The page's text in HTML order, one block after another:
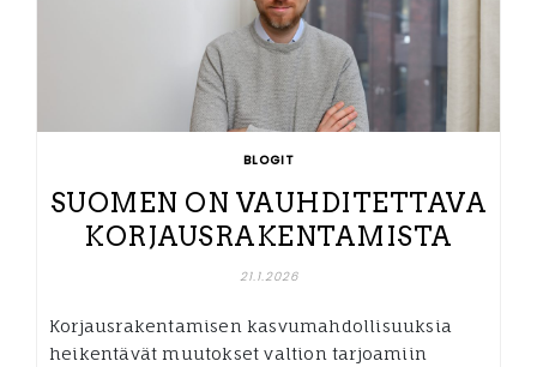
BLOGIT
SUOMEN ON VAUHDITETTAVA
KORJAUSRAKENTAMISTA
21.1.2026
Korjausrakentamisen kasvumahdollisuuksia
heikentävät muutokset valtion tarjoamiin